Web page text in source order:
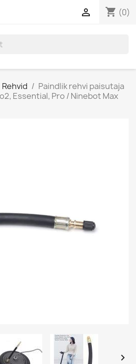
shopping_cart (0)

Rehvid
Paindlik rehvi paisutaja
Essential, Pro / Ninebot Max
